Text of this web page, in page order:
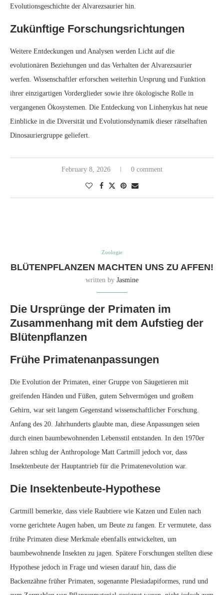
Evolutionsgeschichte der Alvarezsaurier hin.
Zukünftige Forschungsrichtungen
Weitere Entdeckungen und Analysen werden Licht auf die
evolutionären Beziehungen und das Verhalten der Alvarezsaurier
werfen. Wissenschaftler erforschen weiterhin Ursprung und Funktion
ihrer einzigartigen Vorderglieder sowie ihre ökologische Rolle in
vergangenen Ökosystemen. Die Entdeckung von Linhenykus hat neue
Einblicke in die Diversität und Evolutionsdynamik dieser rätselhaften
Dinosauriergruppe geliefert.
February 8, 2026 0 comment
Zoologie
BLÜTENPFLANZEN MACHTEN UNS ZU AFFEN!
written by Jasmine
Die Ursprünge der Primaten im
Zusammenhang mit dem Aufstieg der
Blütenpflanzen
Frühe Primatenanpassungen
Die Evolution der Primaten, einer Gruppe von Säugetieren mit
greifenden Händen und Füßen, gutem Sehvermögen und großem
Gehirn, war seit langem Gegenstand wissenschaftlicher Forschung.
Anfang des 20. Jahrhunderts glaubte man, diese Anpassungen seien
durch einen baumbewohnenden Lebensstil entstanden. In den 1970er
Jahren schlug der Anthropologe Matt Cartmill jedoch vor, dass
Insektenbeute der Hauptantrieb für die Primatenevolution war.
Die Insektenbeute-Hypothese
Cartmill bemerkte, dass viele Raubtiere wie Katzen und Eulen nach
vorne gerichtete Augen haben, um Beute zu fangen. Er vermutete, dass
frühe Primaten diese Merkmale ebenfalls entwickelten, um
baumbewohnende Insekten zu jagen. Spätere Forschungen stellten diese
Hypothese jedoch in Frage und wiesen darauf hin, dass die
Backenzähne früher Primaten, sogenannte Plesiadapiformes, rund und